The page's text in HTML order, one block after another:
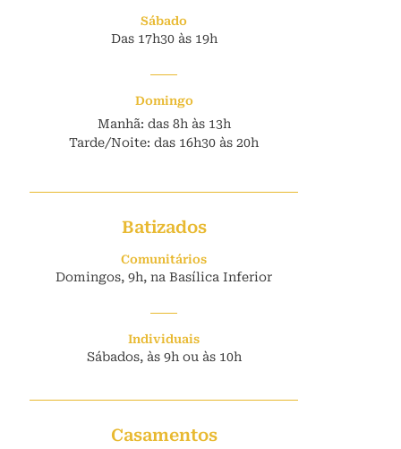
Sábado
Das 17h30 às 19h
Domingo
Manhã: das 8h às 13h
Tarde/Noite: das 16h30 às 20h
Batizados
Comunitários
Domingos, 9h, na Basílica Inferior
Individuais
Sábados, às 9h ou às 10h
Casamentos